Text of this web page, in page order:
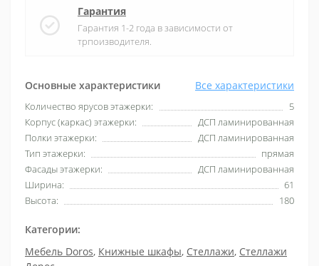
Основные характеристики Все характеристики
Количество ярусов этажерки:
5
Корпус (каркас) этажерки:
ДСП ламинированная
Полки этажерки:
ДСП ламинированная
Тип этажерки:
прямая
Фасады этажерки:
ДСП ламинированная
Ширина:
61
Высота:
180
Категории:
Мебель Doros, Книжные шкафы, Стеллажи, Стеллажи
Гарантия
Гарантия 1-2 года в зависимости от
трпоизводителя.